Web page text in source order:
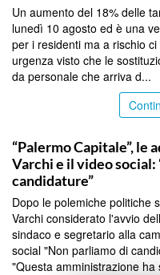
Un aumento del 18% delle
lunedì 10 agosto ed è una
per i residenti ma a rischio
urgenza visto che le
da personale che arriva d...
“Palermo Capitale”, le
Varchi e il video
candidature”
Dopo le polemiche politiche
Varchi considerato l'avvio
sindaco e segretario alla
social "Non parliamo di
"Questa amministrazione ha